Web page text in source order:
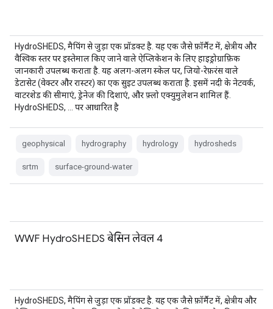
HydroSHEDS, मैपिंग से जुड़ा एक प्रॉडक्ट है. यह एक जैसे फ़ॉर्मैट में, क्षेत्रीय और
वैश्विक स्तर पर इस्तेमाल किए जाने वाले ऐप्लिकेशन के लिए हाइड्रोग्राफ़िक
जानकारी उपलब्ध कराता है. यह अलग-अलग स्केल पर, जियो-रेफ़रंस वाले
डेटासेट (वेक्टर और रास्टर) का एक सुइट उपलब्ध कराता है. इसमें नदी के नेटवर्क,
वाटरशेड की सीमाएं, ड्रेनेज की दिशाएं, और फ़्लो एक्युमुलेशन शामिल हैं.
HydroSHEDS, … पर आधारित है
geophysical hydrography hydrology hydrosheds
srtm surface-ground-water
WWF HydroSHEDS बेसिन लेवल 4
HydroSHEDS, मैपिंग से जुड़ा एक प्रॉडक्ट है. यह एक जैसे फ़ॉर्मैट में, क्षेत्रीय और